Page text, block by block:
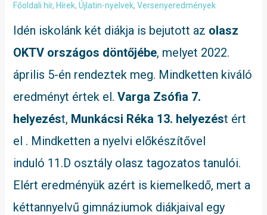
Főoldali hír, Hírek, Újlatin-nyelvek, Versenyeredmények
Idén iskolánk két diákja is bejutott az olasz
OKTV országos döntőjébe, melyet 2022.
április 5-én rendeztek meg. Mindketten kiváló
eredményt értek el. Varga Zsófia 7.
helyezést, Munkácsi Réka 13. helyezést ért
el . Mindketten a nyelvi előkészítővel
induló 11.D osztály olasz tagozatos tanulói.
Elért eredményük azért is kiemelkedő, mert a
kéttannyelvű gimnáziumok diákjaival egy